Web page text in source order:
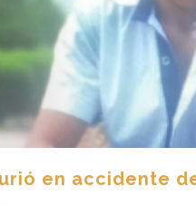
en accidente